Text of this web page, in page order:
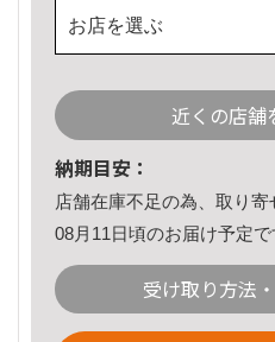
お店を選ぶ
近くの店舗
納期目安：
店舗在庫不足の為、取り寄
08月11日頃のお届け予定で
受け取り方法